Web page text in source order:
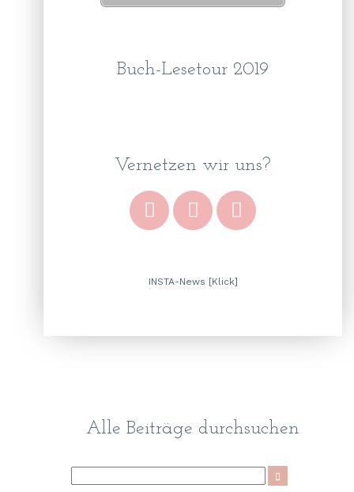
Buch-Lesetour 2019
Vernetzen wir uns?
INSTA-News [Klick]
Alle Beiträge durchsuchen